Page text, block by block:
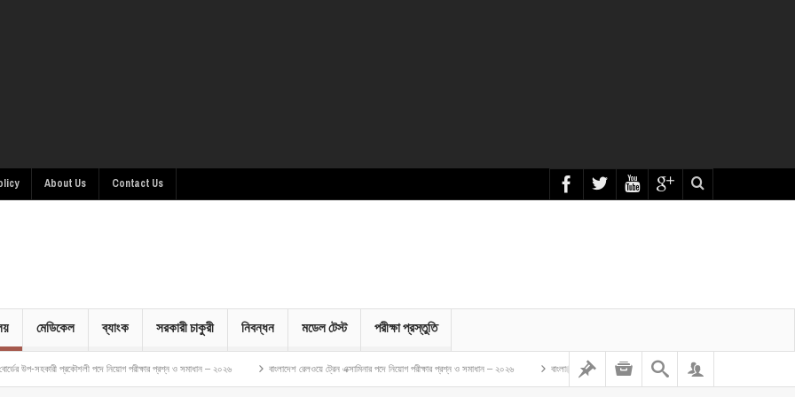
About Us Contact Us
মেডিকেল ব্যাংক সরকারী চাকুরী নিবন্ধন মডেল টেস্ট পরীক্ষা প্রস্তুতি
প্রকৌশলী পদে নিয়োগ পরীক্ষার প্রশ্ন ও সমাধান – ২০২৬ বাংলাদেশ রেলওয়ে ট্রেন এক্সামিনার পদে নিয়োগ পরীক্ষার প্রশ্ন ও সমাধান – ২০২৬ বাংলাদেশ গম ও ভুট্টা গবেষণা ইনস্টিটিউট এর অফিস সহকারী কাম কম্পিউটার মুদ্রাক্ষরিক নিয়োগ